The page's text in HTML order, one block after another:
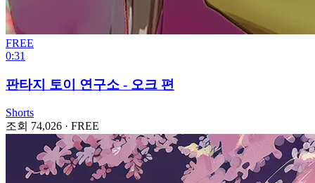
FREE
0:31
판타지 토이 연구소 - 오크 편
Shorts
조회 74,026 · FREE